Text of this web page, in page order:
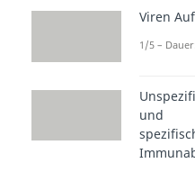
Mögliche
sind
Muskel-
Auch
Viren
1/5 –
und